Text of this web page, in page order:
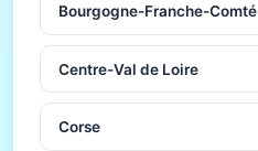
Bourgogne-Franche-Comté
Centre-Val de Loire
Corse